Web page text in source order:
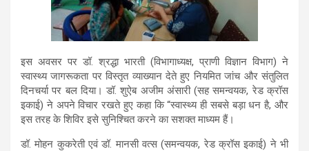
इस अवसर पर डॉ. श्रद्धा भारती (विभागाध्यक्ष, प्राणी विज्ञान विभाग) ने
स्वास्थ्य जागरूकता पर विस्तृत व्याख्यान देते हुए नियमित जांच और संतुलित
दिनचर्या पर बल दिया। डॉ. शुऐब अजीम अंसारी (सह समन्वयक, रेड क्रॉस
इकाई) ने अपने विचार रखते हुए कहा कि “स्वास्थ्य ही सबसे बड़ा धन है, और
इस तरह के शिविर इसे सुनिश्चित करने का सशक्त माध्यम हैं।
डॉ. मोहन कुकरेती एवं डॉ. मानसी वत्स (समन्वयक, रेड क्रॉस इकाई) ने भी